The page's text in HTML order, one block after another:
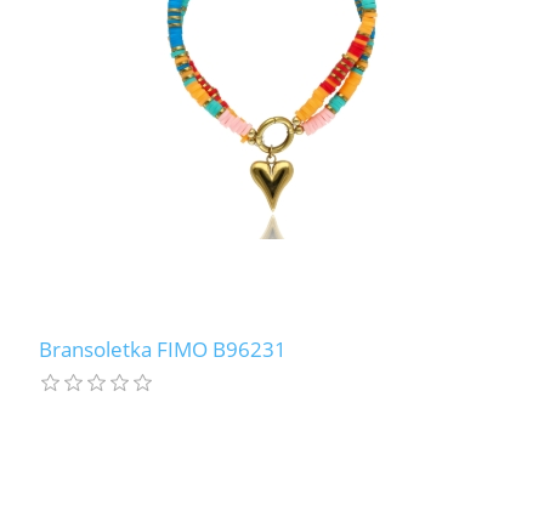
Bransoletka FIMO B96231